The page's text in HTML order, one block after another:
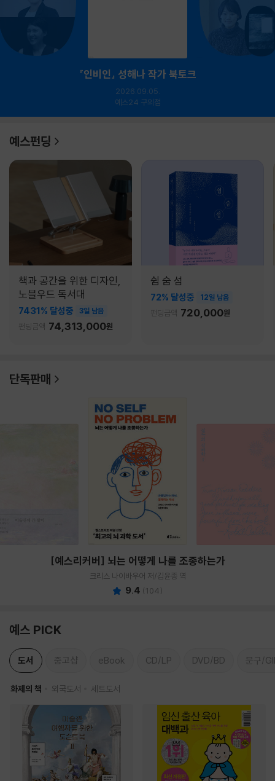
『인비인』 성해나 작가 북토크
2026.09.05.
예스24 구의점
예스펀딩
책과 공간을 위한 디자인,
노블우드 독서대
7431% 달성중 3일 남음
펀딩금액 74,313,000원
쉼 숨 섬
72% 달성중 12일 남음
펀딩금액 720,000원
단독판매
[예스리커버] 뇌는 어떻게 나를 조종하는가
크리스 나이바우어 저/김윤종 역
9.4 (104)
예스 PICK
도서 중고샵 eBook CD/LP DVD/BD 문구/
화제의 책 외국도서 세트도서